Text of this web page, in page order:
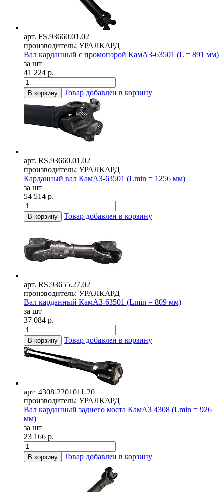
арт. FS.93660.01.02
производитель: УРАЛКАРД
Вал карданный с промопорой КамАЗ-63501 (L = 891 мм)
за шт
41 224 р.
В корзину Товар добавлен в корзину
арт. RS.93660.01.02
производитель: УРАЛКАРД
Карданный вал КамАЗ-63501 (Lmin = 1256 мм)
за шт
54 514 р.
В корзину Товар добавлен в корзину
арт. RS.93655.27.02
производитель: УРАЛКАРД
Вал карданный КамАЗ-63501 (Lmin = 809 мм)
за шт
37 084 р.
В корзину Товар добавлен в корзину
арт. 4308-2201011-20
производитель: УРАЛКАРД
Вал карданный заднего моста КамАЗ 4308 (Lmin = 926
мм)
за шт
23 166 р.
В корзину Товар добавлен в корзину